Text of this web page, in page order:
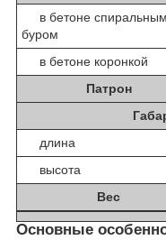
в бетоне спиральным
буром
в бетоне коронкой
Патрон
длина
высота
Вес
Основные